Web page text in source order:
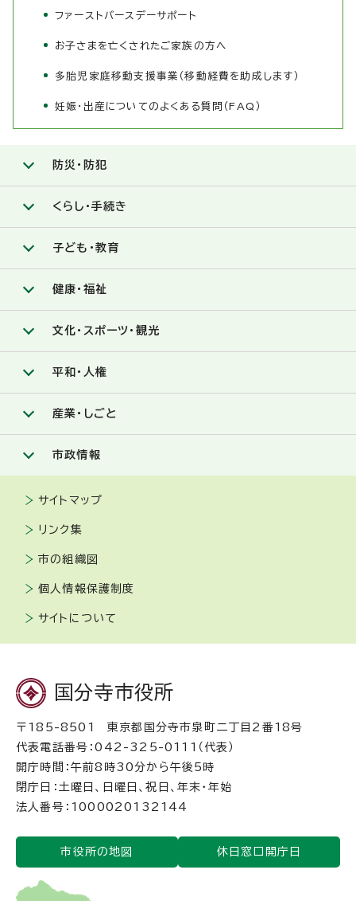
ファーストバースデーサポート
お子さまを亡くされたご家族の方へ
多胎児家庭移動支援事業（移動経費を助成します）
妊娠・出産についてのよくある質問（FAQ）
防災・防犯
くらし・手続き
子ども・教育
健康・福祉
文化・スポーツ・観光
平和・人権
産業・しごと
市政情報
サイトマップ
リンク集
市の組織図
個人情報保護制度
サイトについて
国分寺市役所
〒185-8501 東京都国分寺市泉町二丁目2番18号
代表電話番号：042-325-0111（代表）
開庁時間：午前8時30分から午後5時
閉庁日：土曜日、日曜日、祝日、年末・年始
法人番号：1000020132144
市役所の地図 休日窓口開庁日